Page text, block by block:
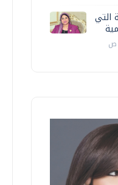
التي